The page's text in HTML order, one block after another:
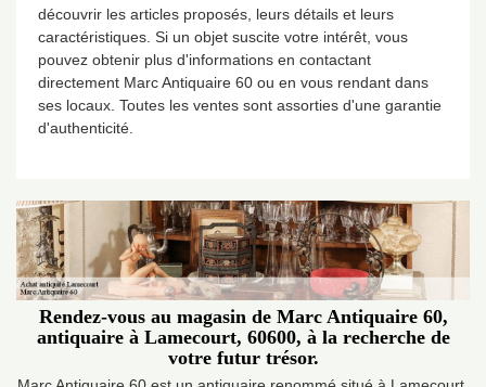
découvrir les articles proposés, leurs détails et leurs
caractéristiques. Si un objet suscite votre intérêt, vous
pouvez obtenir plus d'informations en contactant
directement Marc Antiquaire 60 ou en vous rendant dans
ses locaux. Toutes les ventes sont assorties d'une garantie
d'authenticité.
Rendez-vous au magasin de Marc Antiquaire 60,
antiquaire à Lamecourt, 60600, à la recherche de
votre futur trésor.